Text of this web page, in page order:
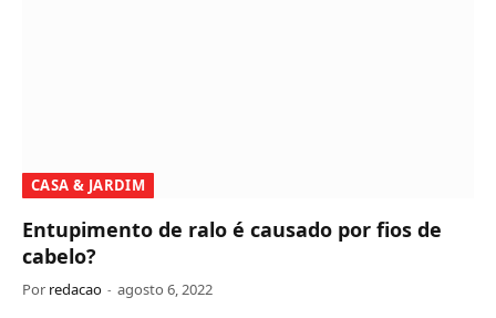
CASA & JARDIM
Entupimento de ralo é causado por fios de
cabelo?
Por redacao agosto 6, 2022